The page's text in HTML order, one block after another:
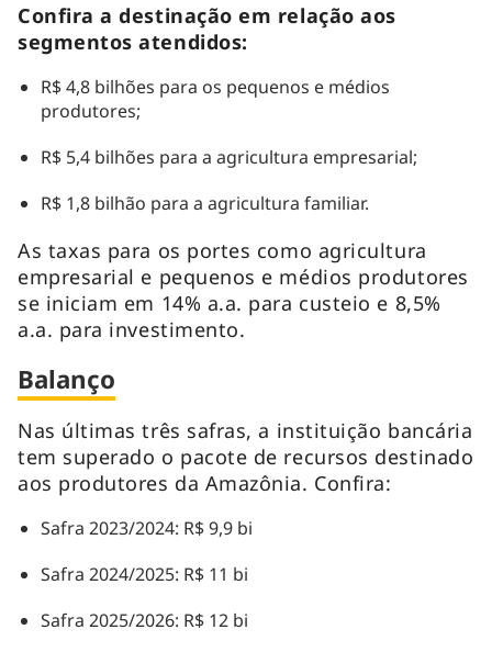
Confira a destinação em relação aos
segmentos atendidos:
R$ 4,8 bilhões para os pequenos e médios
produtores;
R$ 5,4 bilhões para a agricultura empresarial;
R$ 1,8 bilhão para a agricultura familiar.
As taxas para os portes como agricultura
empresarial e pequenos e médios produtores
se iniciam em 14% a.a. para custeio e 8,5%
a.a. para investimento.
Balanço
Nas últimas três safras, a instituição bancária
tem superado o pacote de recursos destinado
aos produtores da Amazônia. Confira:
Safra 2023/2024: R$ 9,9 bi
Safra 2024/2025: R$ 11 bi
Safra 2025/2026: R$ 12 bi